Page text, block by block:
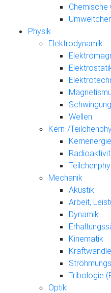
Chemische
Physik
Elektrodynamik
Wellen
Kern-/
Kernenergie
Mechanik
Akustik
Arbeit,
Dynamik
Kinematik
Tribologie
Optik